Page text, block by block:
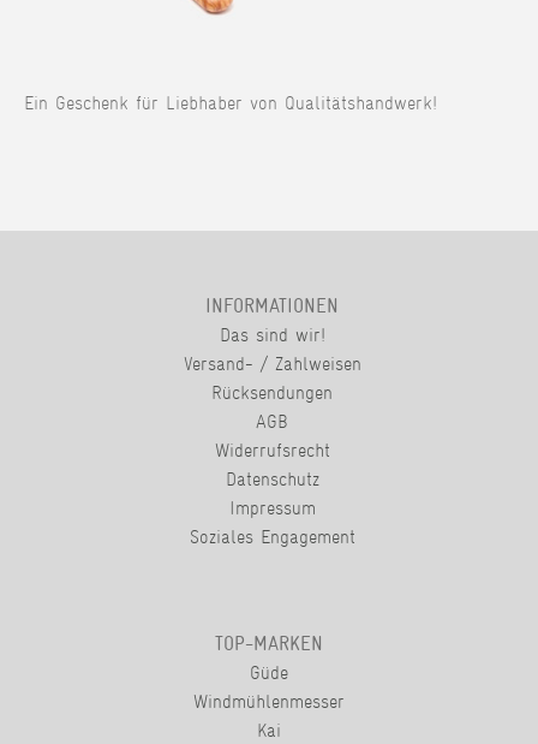
Ein Geschenk für Liebhaber von Qualitätshandwerk!
INFORMATIONEN
Das sind wir!
Versand- / Zahlweisen
Rücksendungen
AGB
Widerrufsrecht
Datenschutz
Impressum
Soziales Engagement
TOP-MARKEN
Güde
Windmühlenmesser
Kai